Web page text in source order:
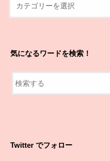
気になるワードを検索！
Twitter でフォロー